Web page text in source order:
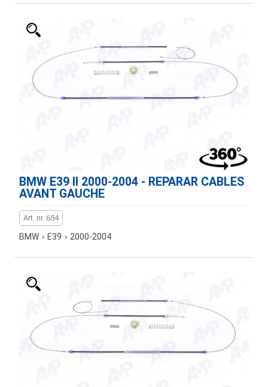
BMW E39 II 2000-2004 - REPARAR CABLES
AVANT GAUCHE
Art. nr. 654
BMW › E39 › 2000-2004